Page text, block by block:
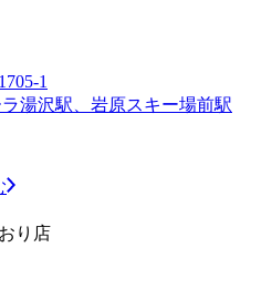
1
湯沢駅、岩原スキー場前駅
り店